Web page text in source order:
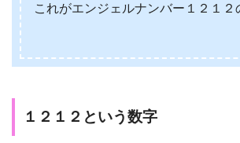
これがエンジェルナンバー１２１２
１２１２という数字